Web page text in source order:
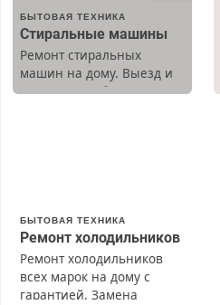
БЫТОВАЯ ТЕХНИКА
Стиральные машины
Ремонт стиральных
машин на дому. Выезд и
диагностика бесплатно.
БЫТОВАЯ ТЕХНИКА
Ремонт холодильников
Ремонт холодильников
всех марок на дому с
гарантией. Замена